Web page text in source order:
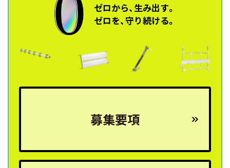
ゼロから、生み出す。
ゼロを、守り続ける。
募集要項